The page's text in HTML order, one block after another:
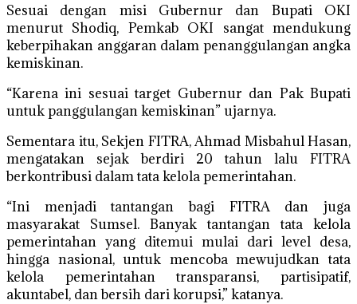
Sesuai dengan misi Gubernur dan Bupati OKI
menurut Shodiq, Pemkab OKI sangat mendukung
keberpihakan anggaran dalam penanggulangan angka
kemiskinan.
“Karena ini sesuai target Gubernur dan Pak Bupati
untuk panggulangan kemiskinan” ujarnya.
Sementara itu, Sekjen FITRA, Ahmad Misbahul Hasan,
mengatakan sejak berdiri 20 tahun lalu FITRA
berkontribusi dalam tata kelola pemerintahan.
“Ini menjadi tantangan bagi FITRA dan juga
masyarakat Sumsel. Banyak tantangan tata kelola
pemerintahan yang ditemui mulai dari level desa,
hingga nasional, untuk mencoba mewujudkan tata
kelola pemerintahan transparansi, partisipatif,
akuntabel, dan bersih dari korupsi,” katanya.